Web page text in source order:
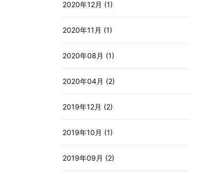
2020年12月 (1)
2020年11月 (1)
2020年08月 (1)
2020年04月 (2)
2019年12月 (2)
2019年10月 (1)
2019年09月 (2)